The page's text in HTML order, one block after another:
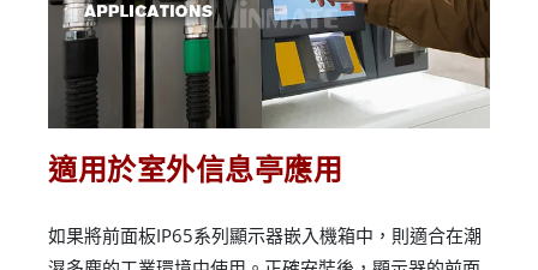
適用於室外信息亭應用
如果將前面板IP65系列顯示器嵌入機箱中，則適合在潮